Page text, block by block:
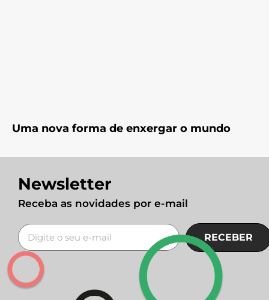
Uma nova forma de enxergar o mundo
Newsletter
Receba as novidades por e-mail
RECEBER